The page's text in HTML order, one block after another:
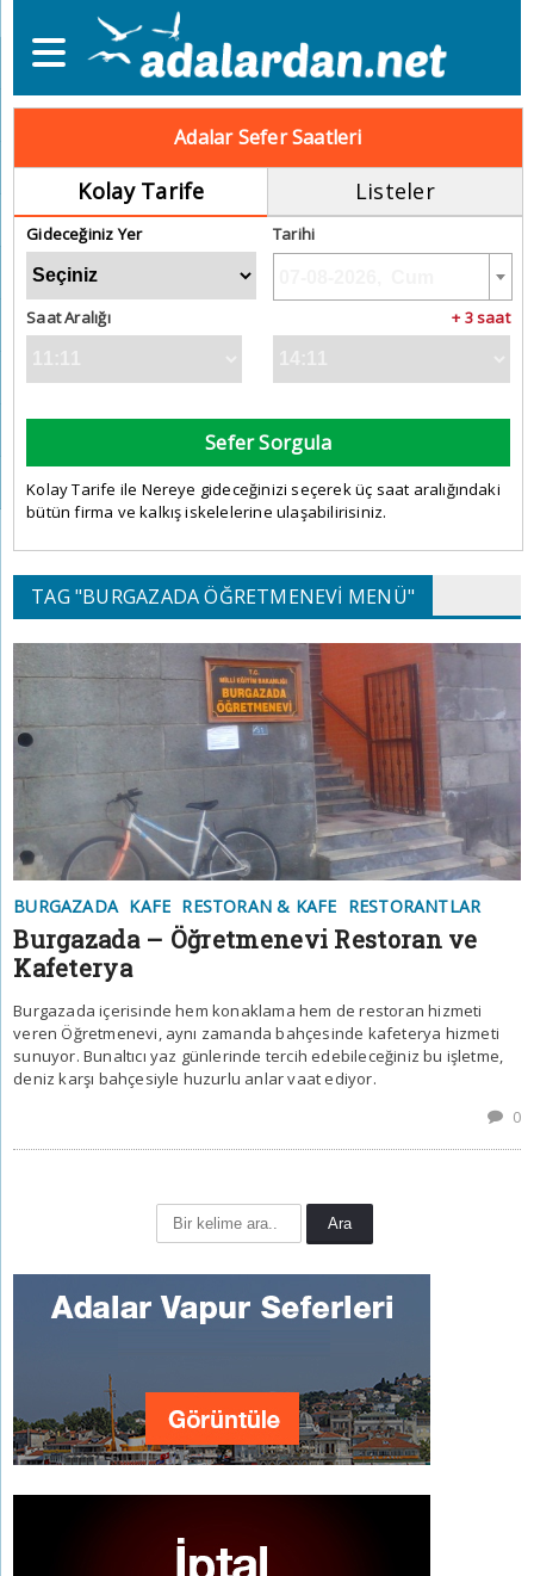
Adalar Sefer Saatleri
Kolay Tarife Listeler
Gideceğiniz Yer Tarihi
Saat Aralığı + 3 saat
Sefer Sorgula
Kolay Tarife ile Nereye gideceğinizi seçerek üç saat aralığındaki
bütün firma ve kalkış iskelelerine ulaşabilirisiniz.
TAG "BURGAZADA ÖĞRETMENEVI MENÜ"
BURGAZADA KAFE RESTORAN & KAFE RESTORANTLAR
Burgazada – Öğretmenevi Restoran ve
Kafeterya
Burgazada içerisinde hem konaklama hem de restoran hizmeti
veren Öğretmenevi, aynı zamanda bahçesinde kafeterya hizmeti
sunuyor. Bunaltıcı yaz günlerinde tercih edebileceğiniz bu işletme,
deniz karşı bahçesiyle huzurlu anlar vaat ediyor.
0